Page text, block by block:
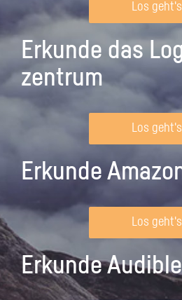
Los geht's
Erkunde das
zentrum
Los geht's
Erkunde
Los geht's
Erkunde Audible